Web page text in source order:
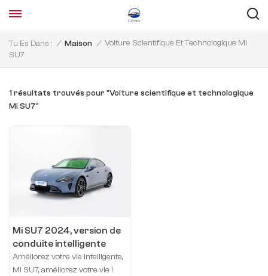
Tu Es Dans : / Maison / Voiture Scientifique Et Technologique Mi
SU7
1 résultats trouvés pour "Voiture scientifique et technologique
Mi SU7"
Mi SU7 2024, version de
conduite intelligente
longue portée à
propulsion arrière de
Améliorez votre vie intelligente,
Mi SU7, améliorez votre vie !